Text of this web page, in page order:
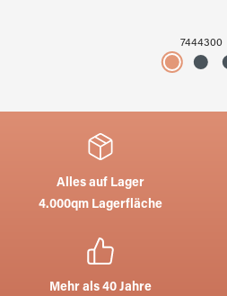
7444300
Alles auf Lager
4.000qm Lagerfläche
Mehr als 40 Jahre